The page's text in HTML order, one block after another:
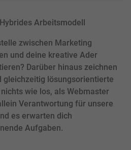
Arbeitsmodell
zwischen Marketing
und deine kreative Ader
Darüber hinaus zeichnen
gleichzeitig lösungsorientierte
wie los, als Webmaster
Verantwortung für unsere
es erwarten dich
Aufgaben.